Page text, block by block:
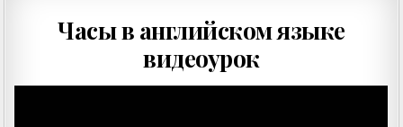
Часы в английском языке
видеоурок